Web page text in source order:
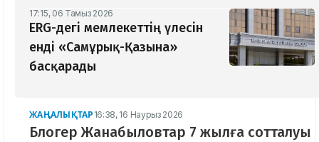
17:15, 06 Тамыз 2026
ERG-дегі мемлекеттің үлесін
енді «Самұрық-Қазына»
басқарады
ЖАҢАЛЫҚТАР 16:38, 16 Наурыз 2026
Блогер Жанабыловтар 7 жылға сотталуы